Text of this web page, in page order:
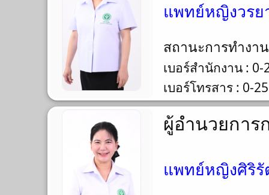
แพทย์หญิงวรย
สถานะการทำงา
เบอร์สำนักงาน : 0-
เบอร์โทรสาร : 0-
ผู้อำนวยการ
แพทย์หญิงศิริ